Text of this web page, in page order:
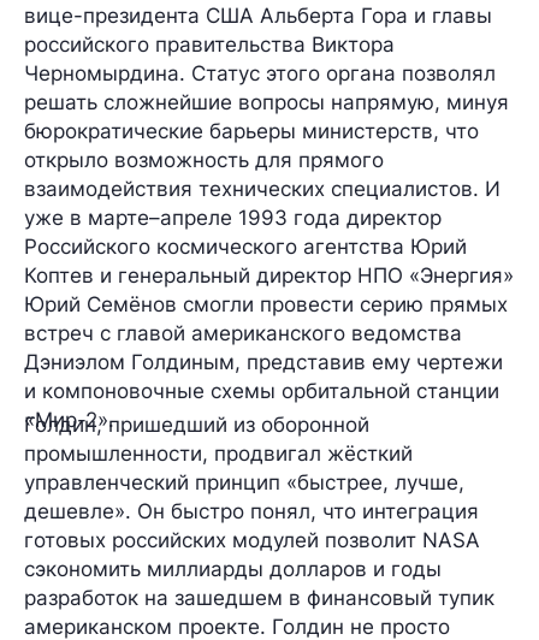
вице-президента США Альберта Гора и главы
российского правительства Виктора
Черномырдина. Статус этого органа позволял
решать сложнейшие вопросы напрямую, минуя
бюрократические барьеры министерств, что
открыло возможность для прямого
взаимодействия технических специалистов. И
уже в марте–апреле 1993 года директор
Российского космического агентства Юрий
Коптев и генеральный директор НПО «Энергия»
Юрий Семёнов смогли провести серию прямых
встреч с главой американского ведомства
Дэниэлом Голдиным, представив ему чертежи
и компоновочные схемы орбитальной станции
«Мир-2».
Голдин, пришедший из оборонной
промышленности, продвигал жёсткий
управленческий принцип «быстрее, лучше,
дешевле». Он быстро понял, что интеграция
готовых российских модулей позволит NASA
сэкономить миллиарды долларов и годы
разработок на зашедшем в финансовый тупик
американском проекте. Голдин не просто